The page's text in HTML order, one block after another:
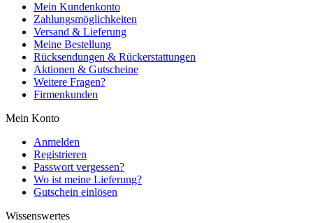
Mein Kundenkonto
Zahlungsmöglichkeiten
Versand & Lieferung
Meine Bestellung
Rücksendungen & Rückerstattungen
Aktionen & Gutscheine
Weitere Fragen?
Firmenkunden
Mein Konto
Anmelden
Registrieren
Passwort vergessen?
Wo ist meine Lieferung?
Gutschein einlösen
Wissenswertes